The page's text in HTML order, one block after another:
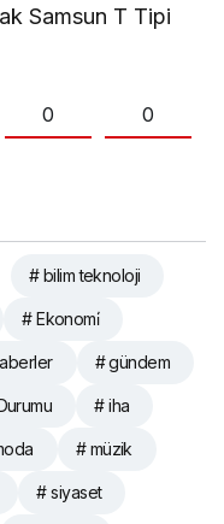
Samsun T Tipi
0 0
# bilim teknoloji
# Ekonomi̇
# gündem
# iha
# müzik
# siyaset